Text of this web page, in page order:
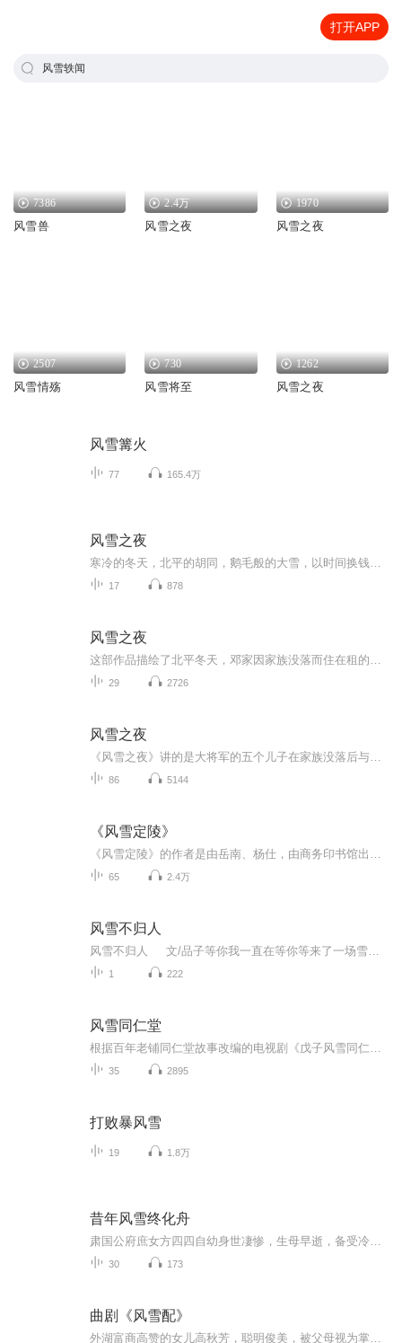
打开APP
风雪轶闻
7386
风雪兽
2.4万
风雪之夜
1970
风雪之夜
2507
风雪情殇
730
风雪将至
1262
风雪之夜
风雪篝火
77 165.4万
风雪之夜
17 878
风雪之夜
29 2726
风雪之夜
86 5144
《风雪定陵》
65 2.4万
风雪不归人
1 222
风雪同仁堂
35 2895
打败暴风雪
19 1.8万
昔年风雪终化舟
30 173
曲剧《风雪配》